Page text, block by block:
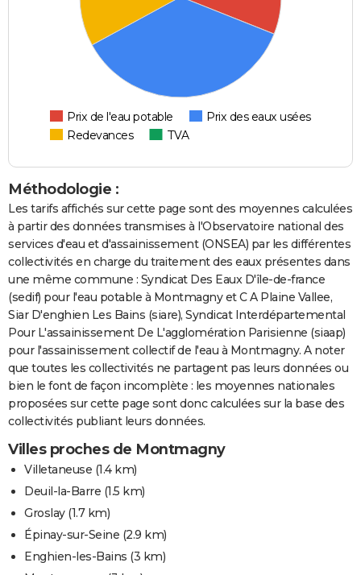
Prix de l'eau potable
Prix des eaux usées
Redevances
TVA
Méthodologie :
Les tarifs affichés sur cette page sont des moyennes calculées
à partir des données transmises à l'Observatoire national des
services d'eau et d'assainissement (ONSEA) par les différentes
collectivités en charge du traitement des eaux présentes dans
une même commune : Syndicat Des Eaux D'île-de-france
(sedif) pour l'eau potable à Montmagny et C A Plaine Vallee,
Siar D'enghien Les Bains (siare), Syndicat Interdépartemental
Pour L'assainissement De L'agglomération Parisienne (siaap)
pour l'assainissement collectif de l'eau à Montmagny. A noter
que toutes les collectivités ne partagent pas leurs données ou
bien le font de façon incomplète : les moyennes nationales
proposées sur cette page sont donc calculées sur la base des
collectivités publiant leurs données.
Villes proches de Montmagny
Villetaneuse (1.4 km)
Deuil-la-Barre (1.5 km)
Groslay(1.7 km)
Épinay-sur-Seine (2.9 km)
Enghien-les-Bains (3 km)